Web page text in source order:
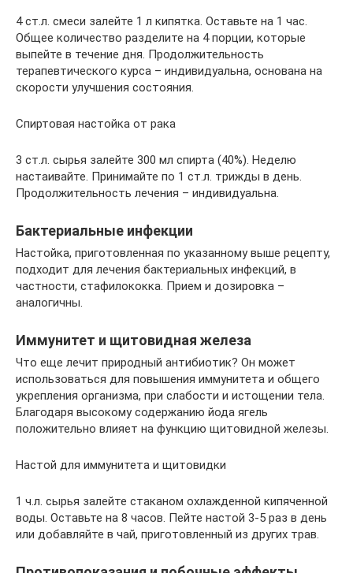
4 ст.л. смеси залейте 1 л кипятка. Оставьте на 1 час.
Общее количество разделите на 4 порции, которые
выпейте в течение дня. Продолжительность
терапевтического курса – индивидуальна, основана на
скорости улучшения состояния.
Спиртовая настойка от рака
3 ст.л. сырья залейте 300 мл спирта (40%). Неделю
настаивайте. Принимайте по 1 ст.л. трижды в день.
Продолжительность лечения – индивидуальна.
Бактериальные инфекции
Настойка, приготовленная по указанному выше рецепту,
подходит для лечения бактериальных инфекций, в
частности, стафилококка. Прием и дозировка –
аналогичны.
Иммунитет и щитовидная железа
Что еще лечит природный антибиотик? Он может
использоваться для повышения иммунитета и общего
укрепления организма, при слабости и истощении тела.
Благодаря высокому содержанию йода ягель
положительно влияет на функцию щитовидной железы.
Настой для иммунитета и щитовидки
1 ч.л. сырья залейте стаканом охлажденной кипяченной
воды. Оставьте на 8 часов. Пейте настой 3-5 раз в день
или добавляйте в чай, приготовленный из других трав.